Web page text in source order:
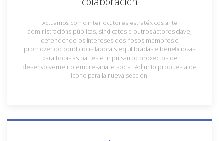
Actuamos como interlocutores estratéxicos ante
administracións públicas, sindicatos e outros actores clave,
defendendo os intereses dos nosos membros e
promovendo condicións laborais equilibradas e beneficiosas
para todas as partes e impulsando proxectos de
desenvolvemento empresarial e social. Adjunto propuesta de
icono para la nueva sección.